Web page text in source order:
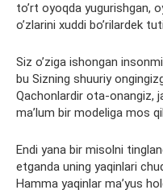
to’rt oyoqda yugurishgan,
o’zlarini xuddi bo’rilardek
Siz o’ziga ishongan
bu Sizning shuuriy
Qachonlardir ota-onangiz,
ma’lum bir modeliga mos
Endi yana bir misolni
etganda uning yaqinlari
Hamma yaqinlar ma’yus